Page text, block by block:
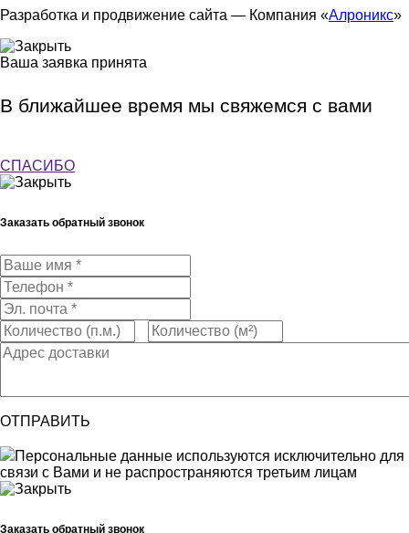
Разработка и продвижение сайта — Компания «Алроникс»
Ваша заявка принята
В ближайшее время мы свяжемся с вами
СПАСИБО
Заказать обратный звонок
ОТПРАВИТЬ
Персональные данные используются исключительно для
связи с Вами и не распространяются третьим лицам
Заказать обратный звонок